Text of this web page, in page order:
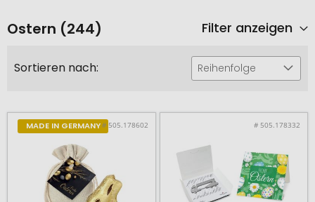
Ostern (244) Filter anzeigen
Sortieren nach: Reihenfolge
MADE IN GERMANY# 505.178602 # 505.178332